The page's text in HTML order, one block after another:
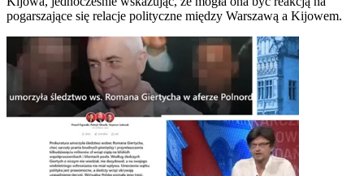
pogarszające się relacje polityczne między Warszawą a Kijowem.